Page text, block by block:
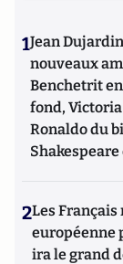
1Jean
nouveaux
Benchetrit
fond,
Ronaldo du
2Les
européenne
ira le grand